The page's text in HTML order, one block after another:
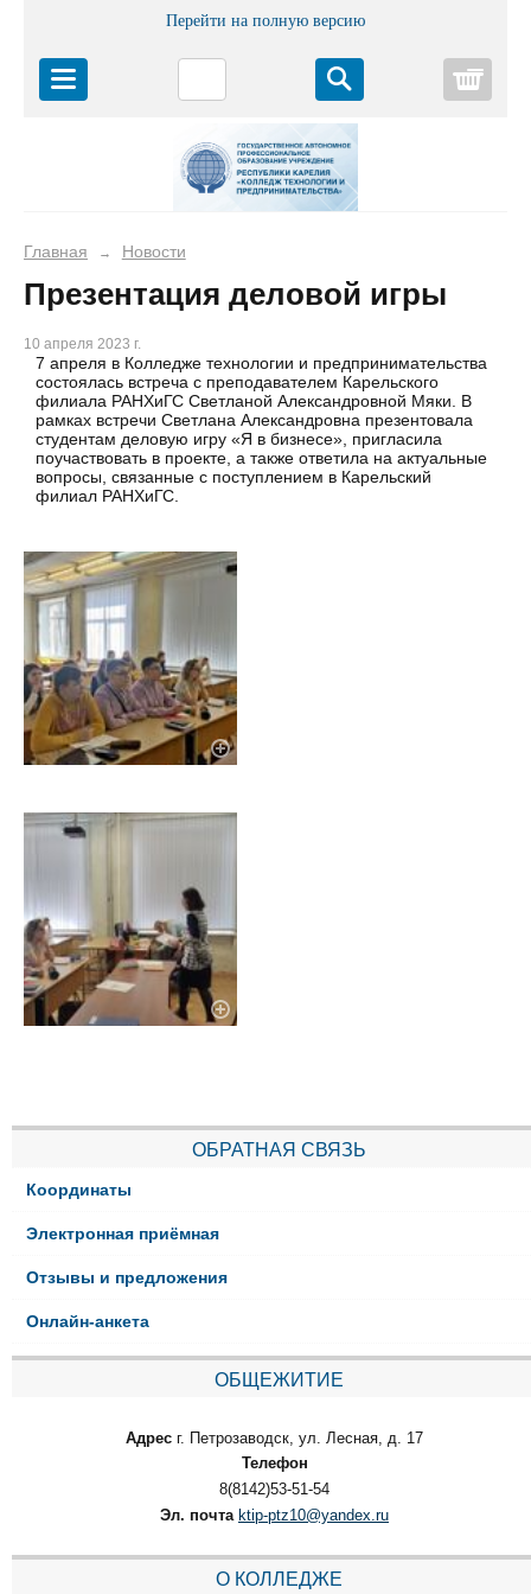
Перейти на полную версию
Главная → Новости
Презентация деловой игры
10 апреля 2023 г.
7 апреля в Колледже технологии и предпринимательства
состоялась встреча с преподавателем Карельского
филиала РАНХиГС Светланой Александровной Мяки. В
рамках встречи Светлана Александровна презентовала
студентам деловую игру «Я в бизнесе», пригласила
поучаствовать в проекте, а также ответила на актуальные
вопросы, связанные с поступлением в Карельский
филиал РАНХиГС.
ОБРАТНАЯ СВЯЗЬ
Координаты
Электронная приёмная
Отзывы и предложения
Онлайн-анкета
ОБЩЕЖИТИЕ
Адрес г. Петрозаводск, ул. Лесная, д. 17
Телефон
8(8142)53-51-54
Эл. почта ktip-ptz10@yandex.ru
О КОЛЛЕДЖЕ